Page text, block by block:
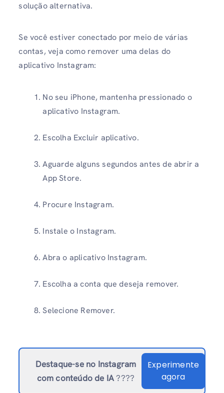
solução alternativa.
Se você estiver conectado por meio de várias
contas, veja como remover uma delas do
aplicativo Instagram:
No seu iPhone, mantenha pressionado o
aplicativo Instagram.
Escolha Excluir aplicativo.
Aguarde alguns segundos antes de abrir a
App Store.
Procure Instagram.
Instale o Instagram.
Abra o aplicativo Instagram.
Escolha a conta que deseja remover.
Selecione Remover.
Destaque-se no Instagram
com conteúdo de IA????
Experimente
agora